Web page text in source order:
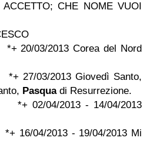
CHE NOME VUOI
2013 Corea del Nord
2013 Giovedì Santo,
Pasquadi Resurrezione.
2013 - 14/04/2013
2013 - 19/04/2013 Mi